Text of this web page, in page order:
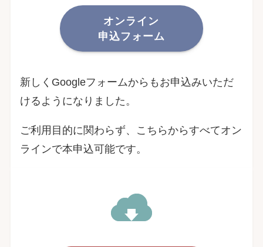
オンライン
申込フォーム
新しくGoogleフォームからもお申込みいただ
けるようになりました。
ご利用目的に関わらず、こちらからすべてオン
ラインで本申込可能です。